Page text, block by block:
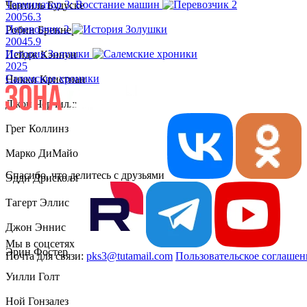
Чантиль Будуске
Робин Бреннер
Пейдж Кэннон
Никки Кристиан
Джон Черчилль
Грег Коллинз
Марко ДиМайо
Эдди Дрисколл
Тагерт Эллис
Джон Эннис
Эрин Фостер
Уилли Голт
Ной Гонзалез
Терминатор 3: Восстание машин
20056.3
Перевозчик 2
20045.9
История Золушки
2025
Салемские хроники
Спасибо, что делитесь с друзьями
Мы в соцсетях
Почта для связи: pks3@tutamail.com Пользовательское